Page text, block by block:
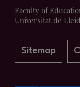
Faculty of
Universitat de
Sitemap